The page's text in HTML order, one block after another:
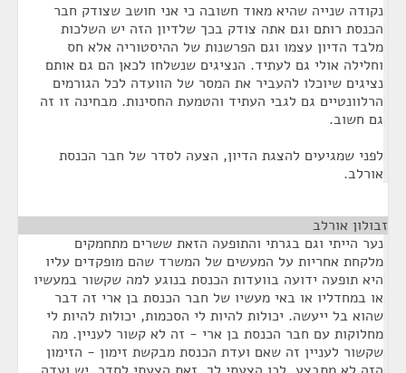
נקודה שנייה שהיא מאוד חשובה כי אני חושב שצודק חבר
הכנסת רותם וגם אתה צודק בכך שלדיון הזה יש השלכות
מלבד הדיון עצמו וגם הפרשנות של ההיסטוריה אלא חס
וחלילה אולי גם לעתיד. הנציגים שנשלחו לכאן הם גם אותם
נציגים שיוכלו להעביר את המסר של הוועדה לכל הגורמים
הרלוונטיים גם לגבי העתיד והטמעת החסינות. מבחינה זו זה
גם חשוב.
לפני שמגיעים להצגת הדיון, הצעה לסדר של חבר הכנסת
אורלב.
זבולון אורלב
נער הייתי וגם בגרתי והתופעה הזאת ששרים מתחמקים
מלקחת אחריות על המעשים של המשרד שהם מופקדים עליו
היא תופעה ידועה בוועדות הכנסת בנוגע למה שקשור במעשיו
או במחדליו או באי מעשיו של חבר הכנסת בן ארי זה דבר
שהוא בל ייעשה. יכולות להיות לי הסכמות, יכולות להיות לי
מחלוקות עם חבר הכנסת בן ארי - זה לא קשור לעניין. מה
שקשור לעניין זה שאם ועדת הכנסת מבקשת זימון - הזימון